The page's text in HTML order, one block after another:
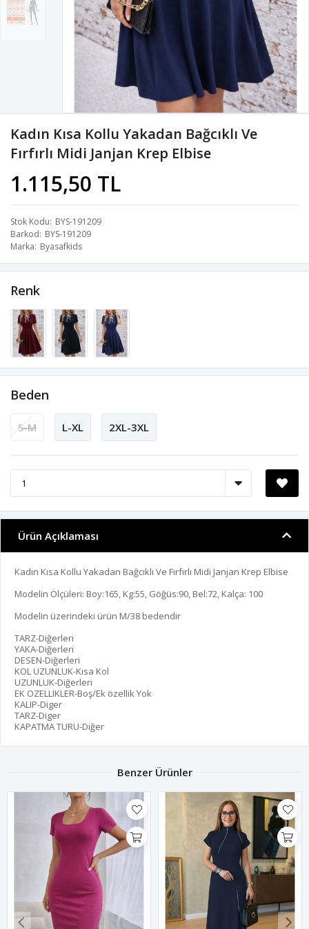
Kadın Kısa Kollu Yakadan Bağcıklı Ve
Fırfırlı Midi Janjan Krep Elbise
1.115,50 TL
Stok Kodu BYS-191209
Barkod BYS-191209
Marka Byasafkids
Renk
Beden
S-M L-XL 2XL-3XL
Ürün Açıklaması
Kadın Kısa Kollu Yakadan Bağcıklı Ve Fırfırlı Midi Janjan Krep Elbise
Modelin Ölçüleri: Boy:165, Kg:55, Göğüs:90, Bel:72, Kalça: 100
Modelin üzerindeki ürün M/38 bedendir
TARZ-Diğerleri
YAKA-Diğerleri
DESEN-Diğerleri
KOL UZUNLUK-Kısa Kol
UZUNLUK-Diğerleri
EK OZELLIKLER-Boş/Ek özellik Yok
KALIP-Diger
TARZ-Diger
KAPATMA TURU-Diğer
Benzer Ürünler